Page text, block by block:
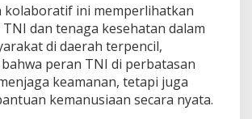
kolaboratif ini memperlihatkan
dan tenaga kesehatan dalam
di daerah terpencil,
peran TNI di perbatasan
keamanan, tetapi juga
kemanusiaan secara nyata.